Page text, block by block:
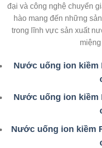
đại và công nghệ chuyển
hào mang đến những
trong lĩnh vực sản xuất
Nước uống ion kiềm
Nước uống ion kiềm
Nước uống ion kiềm